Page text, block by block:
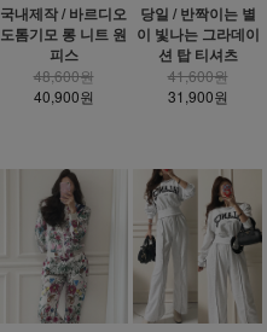
국내제작 / 바르디오
도톰기모 롱 니트 원
피스
48,600원
40,900원
당일 / 반짝이는 별
이 빛나는 그라데이
션 탑 티셔츠
41,600원
31,900원